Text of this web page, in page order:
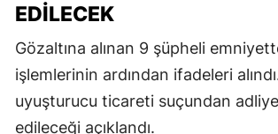
EDILECEK
Gözaltına alınan 9 şüpheli
işlemlerinin ardından ifadeleri
uyuşturucu ticareti suçundan
edileceği açıklandı.